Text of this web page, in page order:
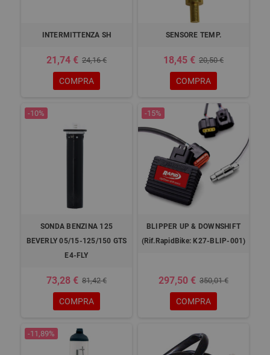
INTERMITTENZA SH
21,74 € 24,16 €
COMPRA
SENSORE TEMP.
18,45 € 20,50 €
COMPRA
-10%
SONDA BENZINA 125
BEVERLY 05/15-125/150 GTS
E4-FLY
73,28 € 81,42 €
COMPRA
-15%
BLIPPER UP & DOWNSHIFT
(Rif.RapidBike: K27-BLIP-001)
297,50 € 350,01 €
COMPRA
-11,89%